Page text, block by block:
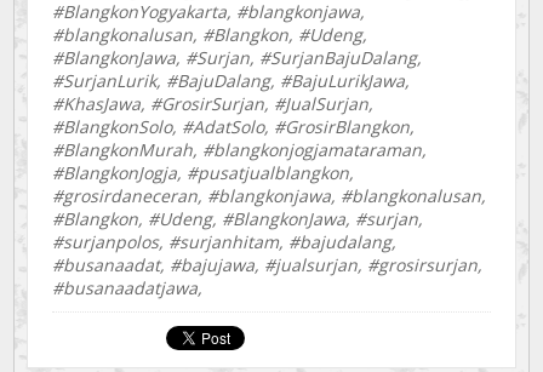
#BlangkonYogyakarta, #blangkonjawa,
#blangkonalusan, #Blangkon, #Udeng,
#BlangkonJawa, #Surjan, #SurjanBajuDalang,
#SurjanLurik, #BajuDalang, #BajuLurikJawa,
#KhasJawa, #GrosirSurjan, #JualSurjan,
#BlangkonSolo, #AdatSolo, #GrosirBlangkon,
#BlangkonMurah, #blangkonjogjamataraman,
#BlangkonJogja, #pusatjualblangkon,
#grosirdaneceran, #blangkonjawa, #blangkonalusan,
#Blangkon, #Udeng, #BlangkonJawa, #surjan,
#surjanpolos, #surjanhitam, #bajudalang,
#busanaadat, #bajujawa, #jualsurjan, #grosirsurjan,
#busanaadatjawa,